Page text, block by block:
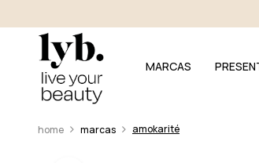
MARCAS
marcas amokarité